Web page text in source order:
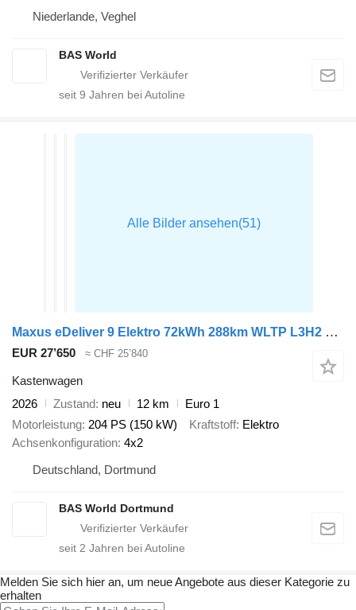
Niederlande, Veghel
BAS World
seit 9 Jahren bei Autoline
Maxus eDeliver 9 Elektro 72kWh 288km WLTP L3H2 204PS Schnelladen LED K
EUR 27’650 ≈ CHF 25’840
Kastenwagen
2026
Zustand neu 12 km
Euro 1
Motorleistung 204 PS (150 kW) Kraftstoff Elektro
Achsenkonfiguration 4x2
Deutschland, Dortmund
BAS World Dortmund
seit 2 Jahren bei Autoline
Melden Sie sich hier an, um neue Angebote aus dieser Kategorie zu
erhalten